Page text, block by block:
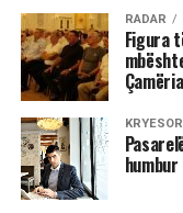
RADAR
Figura
Çamëria